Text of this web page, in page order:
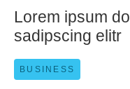
Lorem ipsum
sadipscing elitr
BUSINESS